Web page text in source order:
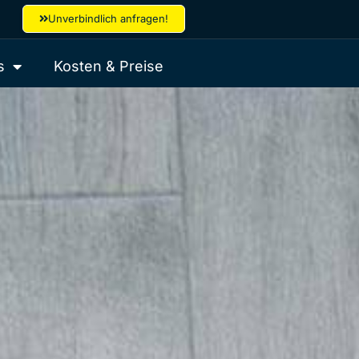
Unverbindlich anfragen!
Kosten & Preise